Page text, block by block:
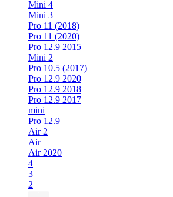
Mini 4
Mini 3
Pro 11 (2018)
Pro 11 (2020)
Pro 12.9 2015
Mini 2
Pro 10.5 (2017)
Pro 12.9 2020
Pro 12.9 2018
Pro 12.9 2017
mini
Pro 12.9
Air 2
Air
Air 2020
4
3
2